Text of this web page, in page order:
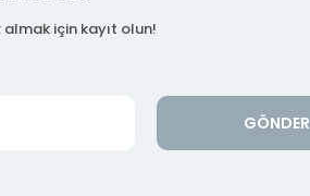
için kayıt olun!
GÖNDER